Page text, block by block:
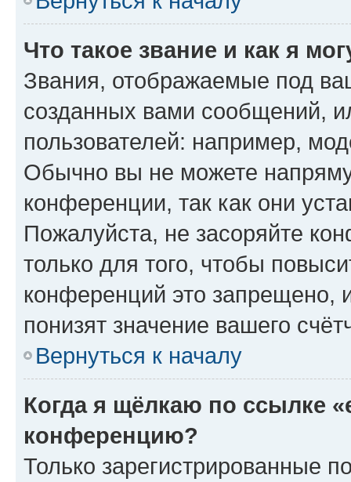
Что такое звание и как я
Звания, отображаемые под
созданных вами сообщений,
пользователей: например,
Обычно вы не можете
конференции, так как они
Пожалуйста, не засоряйте
только для того, чтобы
конференций это запрещено,
понизят значение вашего
Вернуться к началу
Когда я щёлкаю по ссылке
конференцию?
Только зарегистрированные